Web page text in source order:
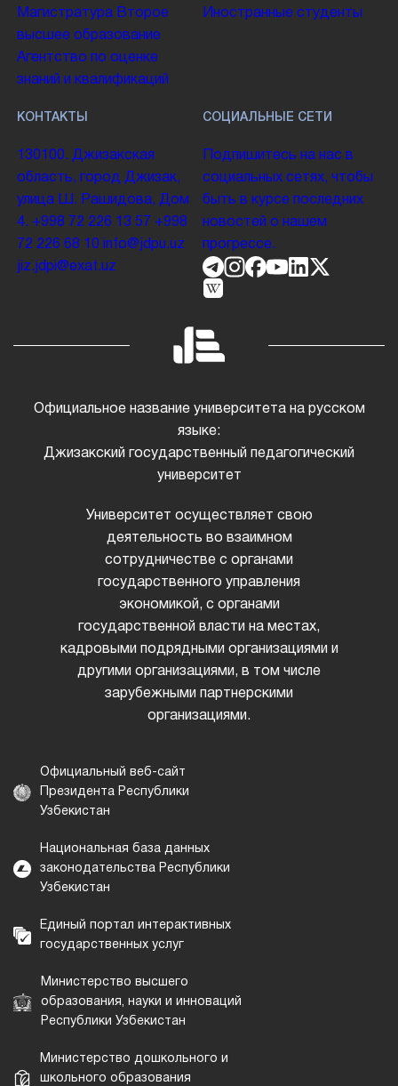
Магистратура Второе
высшее образование
Агентство по оценке
знаний и квалификаций
Иностранные студенты
КОНТАКТЫ
130100. Джизакская
область, город Джизак,
улица Ш. Рашидова, Дом
4. +998 72 226 13 57 +998
72 226 68 10 info@jdpu.uz
jiz.jdpi@exat.uz
СОЦИАЛЬНЫЕ СЕТИ
Подпишитесь на нас в
социальных сетях, чтобы
быть в курсе последних
новостей о нашем
прогрессе.
Официальное название университета на русском
языке:
Джизакский государственный педагогический
университет
Университет осуществляет свою
деятельность во взаимном
сотрудничестве с органами
государственного управления
экономикой, с органами
государственной власти на местах,
кадровыми подрядными организациями и
другими организациями, в том числе
зарубежными партнерскими
организациями.
Официальный веб-сайт
Президента Республики
Узбекистан
Национальная база данных
законодательства Республики
Узбекистан
Единый портал интерактивных
государственных услуг
Министерство высшего
образования, науки и инноваций
Республики Узбекистан
Министерство дошкольного и
школьного образования